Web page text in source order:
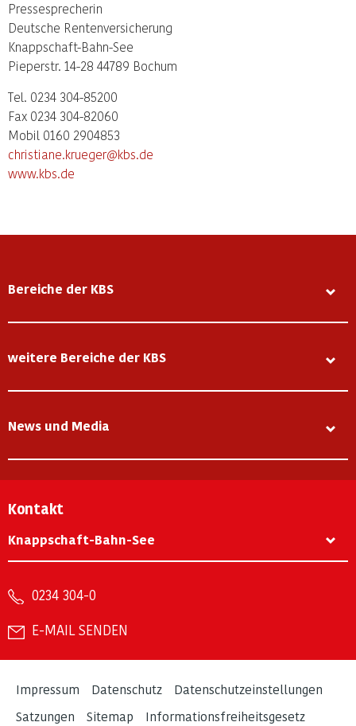
Pressesprecherin
Deutsche Rentenversicherung
Knappschaft-Bahn-See
Pieperstr. 14-28 44789 Bochum
Tel. 0234 304-85200
Fax 0234 304-82060
Mobil 0160 2904853
christiane.krueger@kbs.de
www.kbs.de
Bereiche der KBS
weitere Bereiche der KBS
News und Media
Kontakt
Knappschaft-Bahn-See
0234 304-0
E-MAIL SENDEN
Impressum Datenschutz
Datenschutzeinstellungen
Satzungen
Sitemap Informationsfreiheitsgesetz